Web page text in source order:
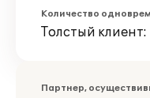
Количество
Толстый клиент:
Партнер,